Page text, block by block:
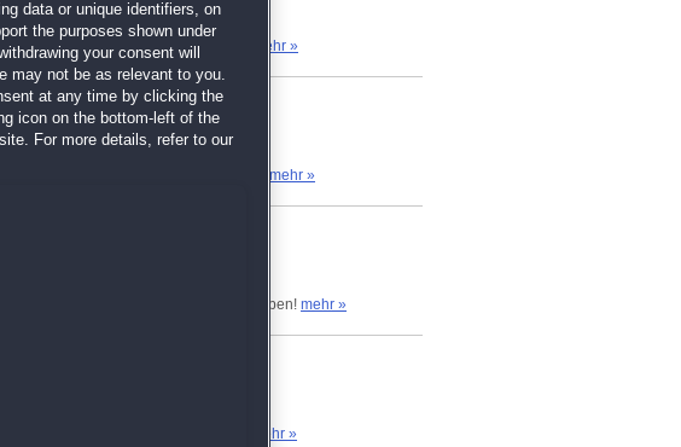
Spiels handelt. Doch schon nach...
mehr »
gezögert (Skepsis ist mein zweiter... mehr »
wird nie langweilig, die Farm zu betreiben! mehr »
etwas im Zimmer... Ein Bär? Ein...
mehr »
data or unique identifiers, on
the purposes shown under
your consent will
may not be as relevant to you.
at any time by clicking the
icon on the bottom-left of the
For more details, refer to our